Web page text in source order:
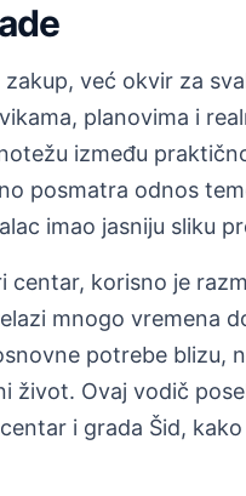
već okvir za
planovima i
između
posmatra odnos
imao jasniju sliku
centar, korisno je
mnogo vremena
potrebe blizu,
život. Ovaj vodič
i grada Šid,